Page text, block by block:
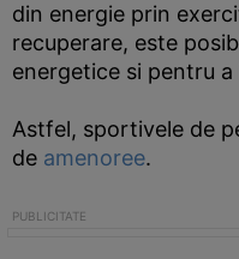
din energie prin
recuperare, este
energetice si pentru
Astfel, sportivele de
de amenoree.